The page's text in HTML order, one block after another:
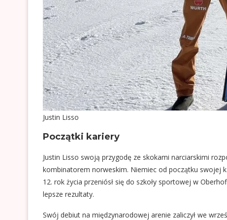
Justin Lisso
Początki kariery
Justin Lisso swoją przygodę ze skokami narciarskimi
kombinatorem norweskim. Niemiec od początku swojej
12. rok życia przeniósł się do szkoły sportowej w
lepsze rezultaty.
Swój debiut na międzynarodowej arenie zaliczył we